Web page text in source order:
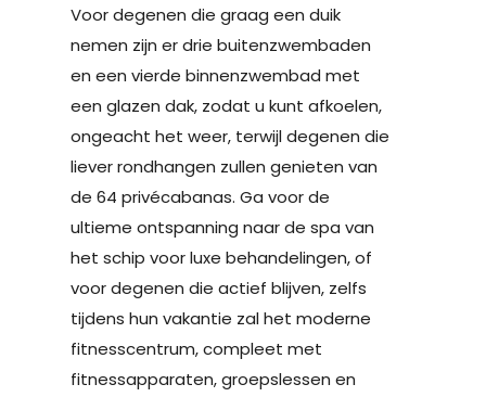
Voor degenen die graag een duik
nemen zijn er drie buitenzwembaden
en een vierde binnenzwembad met
een glazen dak, zodat u kunt afkoelen,
ongeacht het weer, terwijl degenen die
liever rondhangen zullen genieten van
de 64 privécabanas. Ga voor de
ultieme ontspanning naar de spa van
het schip voor luxe behandelingen, of
voor degenen die actief blijven, zelfs
tijdens hun vakantie zal het moderne
fitnesscentrum, compleet met
fitnessapparaten, groepslessen en